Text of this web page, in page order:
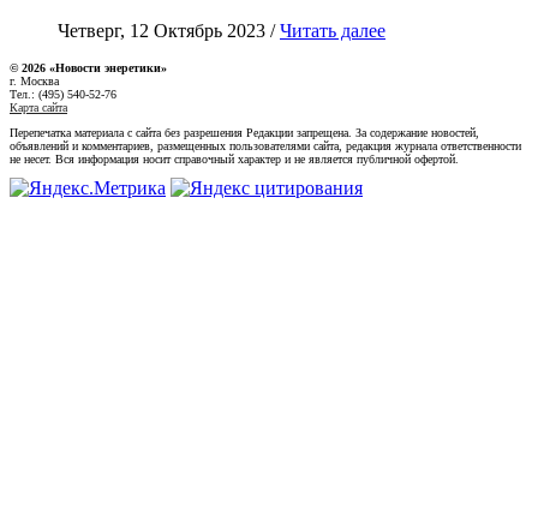
Четверг, 12 Октябрь 2023 /Читать далее
© 2026 «Новости энеретики»
г. Москва
Тел.: (495) 540-52-76
Карта сайта
Перепечатка материала с сайта без разрешения Редакции запрещена. За содержание новостей,
объявлений и комментариев, размещенных пользователями сайта, редакция журнала ответственности
не несет. Вся информация носит справочный характер и не является публичной офертой.